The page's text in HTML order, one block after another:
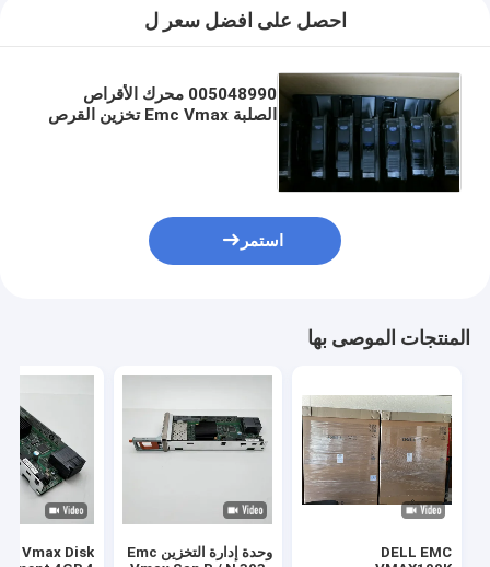
احصل على افضل سعر ل
005048990 محرك الأقراص
الصلبة Emc Vmax تخزين القرص
استمر
المنتجات الموصى بها
DELL EMC
وحدة إدارة التخزين Emc
Vmax Disk